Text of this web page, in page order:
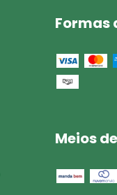
Formas
Meios